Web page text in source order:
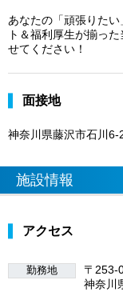
あなたの「頑張りた
ト＆福利厚生が揃っ
せてください！
面接地
神奈川県藤沢市石川6-
施設情報
アクセス
勤務地
〒253-
神奈川